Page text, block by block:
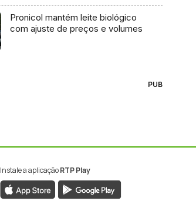
Pronicol mantém leite biológico
com ajuste de preços e volumes
PUB
Instale a aplicaçãoRTP Play